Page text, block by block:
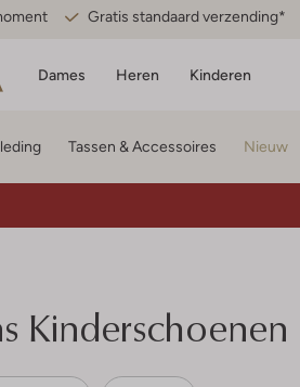
Gratis standaard verzending*
Dames Heren Kinderen
Tassen & Accessoires Nieuw
Kinderschoenen